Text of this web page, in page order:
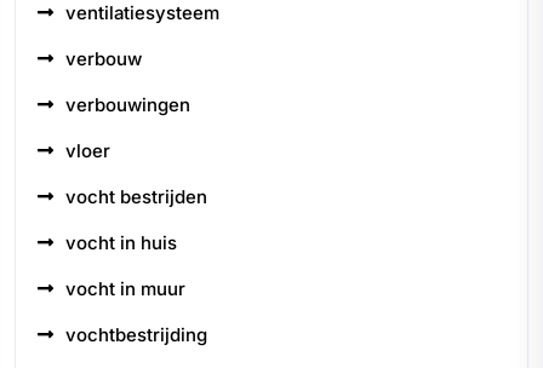
ventilatiesysteem
verbouw
verbouwingen
vloer
vocht bestrijden
vocht in huis
vocht in muur
vochtbestrijding